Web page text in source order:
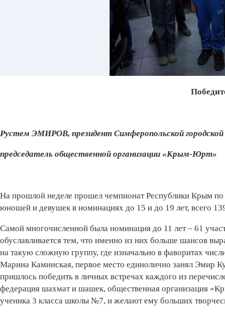
Рустем ЭМИРОВ, президент Симферопольской
председатель общественной организации «Крым-Юрт»
На прошлой неделе прошел чемпионат Республики Крым
юношей и девушек в номинациях до 15 и до 19 лет, всего
Самой многочисленной была номинация до 11 лет – 61
обуславливается тем, что именно из них больше шансов
на такую сложную группу, где изначально в фаворитах
Марина Каминская, первое место единолично занял Эмир
пришлось победить в личных встречах каждого из
федерация шахмат и шашек, общественная организация
ученика 3 класса школы №7, и желают ему больших